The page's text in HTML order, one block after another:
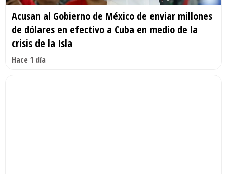
Acusan al Gobierno de México de enviar millones
de dólares en efectivo a Cuba en medio de la
crisis de la Isla
Hace 1 día